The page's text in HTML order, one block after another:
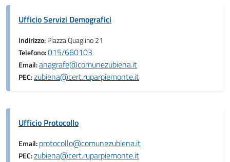
Ufficio Servizi Demografici
Indirizzo:Piazza Quaglino 21
Telefono:015/660103
Email:anagrafe@comunezubiena.it
PEC:zubiena@cert.ruparpiemonte.it
Ufficio Protocollo
Email:protocollo@comunezubiena.it
PEC:zubiena@cert.ruparpiemonte.it